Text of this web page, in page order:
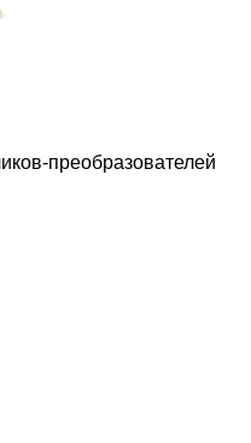
преобразователей